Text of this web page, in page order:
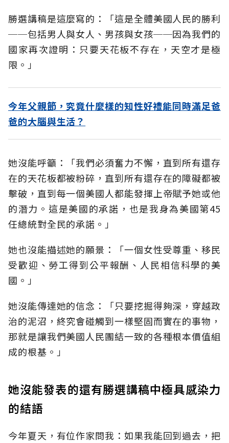
勝選講稿是這麼寫的：「這是全體美國人民的勝利
──包括男人與女人、男孩與女孩──因為我們的
國家再次證明：只要天花板不存在，天空才是極
限。」
今年父親節，究竟什麼樣的知性好禮能同時滿足爸
爸的大腦與生活？
她沒能呼籲：「我們必須奮力不懈，直到所有還存
在的天花板都被粉碎，直到所有還存在的障礙都被
擊破，直到每一個美國人都能發揮上帝賦予她或他
的潛力。這是美國的承諾，也是我身為美國第45
任總統對全民的承諾。」
她也沒能描述她的願景：「一個女性受尊重、移民
受歡迎、勞工得到公平報酬、人民相信科學的美
國。」
她沒能傳達她的信念：「只要挖掘得夠深，穿越政
治的泥沼，終究會碰觸到一樣堅固而實在的事物，
那就是讓我們美國人民團結一致的各種根本價值組
成的根基。」
她沒能發表的還有勝選講稿中極具感染力
的結語
今年夏天，有位作家問我：如果我能回到過去，把